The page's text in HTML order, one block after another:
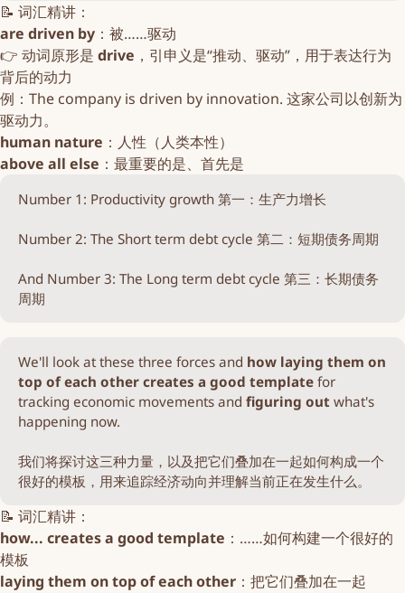
📝 词汇精讲：
are driven by ：被……驱动
👉 动词原形是 drive ，引申义是“推动、驱动”，用于表达行为
背后的动力
例：The company is driven by innovation. 这家公司以创新为
驱动力。
human nature ：人性（人类本性）
above all else ：最重要的是、首先是
Number 1: Productivity growth 第一：生产力增长
Number 2: The Short term debt cycle 第二：短期债务周期
And Number 3: The Long term debt cycle 第三：长期债务
周期
We'll look at these three forces and how laying them on
top of each other creates a good template for
tracking economic movements and figuring out what's
happening now.
我们将探讨这三种力量，以及把它们叠加在一起如何构成一个
很好的模板，用来追踪经济动向并理解当前正在发生什么。
📝 词汇精讲：
how... creates a good template ：……如何构建一个很好的
模板
laying them on top of each other ：把它们叠加在一起